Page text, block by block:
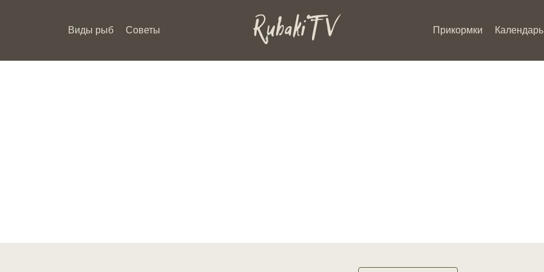
Виды рыб Советы Прикормки Календарь